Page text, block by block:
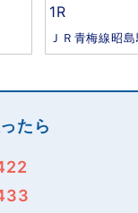
1R
ＪＲ青梅線昭
たら